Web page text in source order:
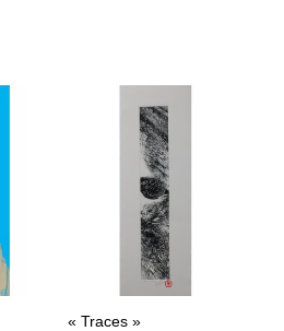
« Traces »